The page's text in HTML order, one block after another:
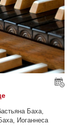
Баха,
Иоганнеса